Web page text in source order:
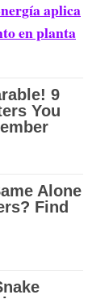
aplica
en planta